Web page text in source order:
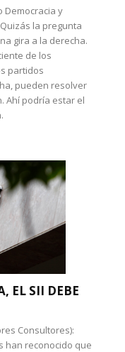
Democracia y
la pregunta
gira a la derecha.
de los
partidos
pueden resolver
Ahí podría estar el
EL SII DEBE
Consultores):
han reconocido que